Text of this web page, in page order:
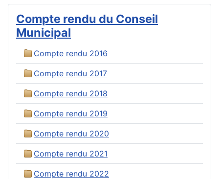
Compte rendu du Conseil
Municipal
Compte rendu 2016
Compte rendu 2017
Compte rendu 2018
Compte rendu 2019
Compte rendu 2020
Compte rendu 2021
Compte rendu 2022